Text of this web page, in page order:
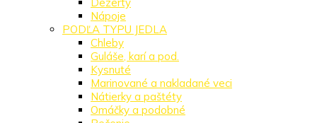
Dezerty
Nápoje
PODĽA TYPU JEDLA
Chleby
Guláše, karí a pod.
Kysnuté
Marinované a nakladané veci
Nátierky a paštéty
Omáčky a podobné